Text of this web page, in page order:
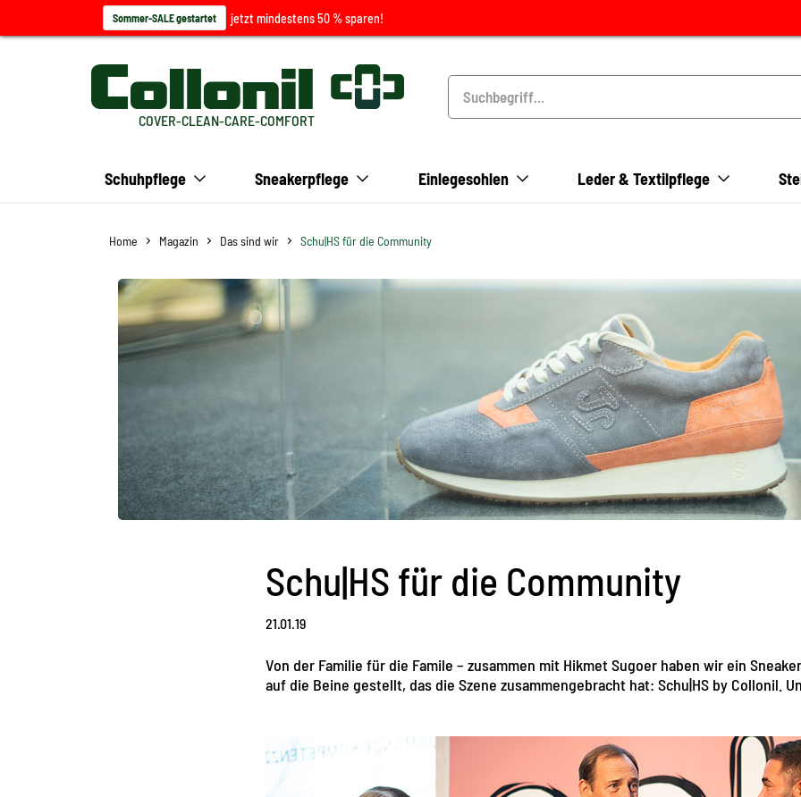
Sommer-SALE gestartet jetzt mindestens 50 % sparen!
COVER-CLEAN-CARE-COMFORT
Schuhpflege Sneakerpflege Einlegesohlen Leder & Textilpflege
Home Magazin Das sind wir Schu|HS für die Community
Schu|HS für die Community
21.01.19
Von der Familie für die Famile – zusammen mit Hikmet Sugoer haben wir ein
auf die Beine gestellt, das die Szene zusammengebracht hat: Schu|HS by Collonil.